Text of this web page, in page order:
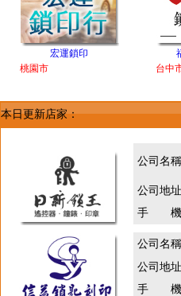
宏運鎖印
桃園市
台中
本日更新店家：
公司名
公司地
手 機
公司名
公司地
手 機